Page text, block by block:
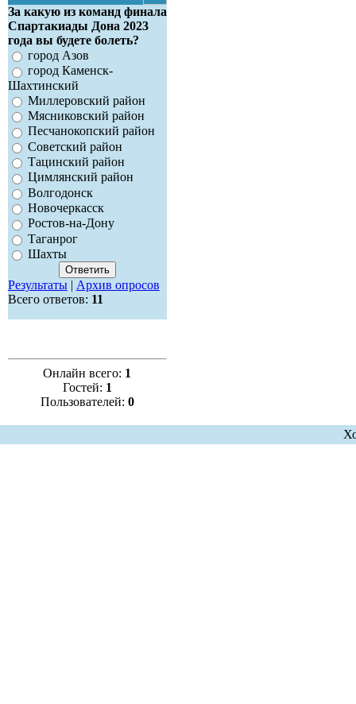
За какую из команд финала
Спартакиады Дона 2023
года вы будете болеть?
город Азов
город Каменск-
Шахтинский
Миллеровский район
Мясниковский район
Песчанокопский район
Советский район
Тацинский район
Цимлянский район
Волгодонск
Новочеркасск
Ростов-на-Дону
Таганрог
Шахты
Результаты| Архив опросов
Всего ответов: 11
Онлайн всего: 1
Гостей: 1
Пользователей: 0